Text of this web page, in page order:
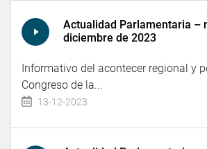
Actualidad Parlamentaria –
diciembre de 2023
Informativo del acontecer regional y
Congreso de la...
13-12-2023